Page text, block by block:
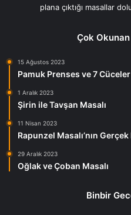
plana çıktığı masallar
Çok Okunan
15 Ağustos 2023
Pamuk Prenses ve 7 Cüceler
1 Aralık 2023
Şirin ile Tavşan Masalı
11 Nisan 2023
Rapunzel Masalı’nın
29 Aralık 2023
Oğlak ve Çoban Masalı
Binbir